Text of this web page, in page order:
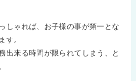
しゃれば、お子様の事が第一とな
す。
出来る時間が限られてしまう、と